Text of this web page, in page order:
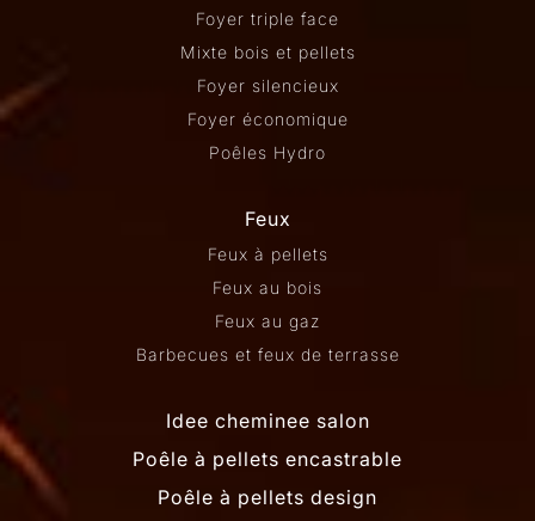
Foyer triple face
Mixte bois et pellets
Foyer silencieux
Foyer économique
Poêles Hydro
Feux
Feux à pellets
Feux au bois
Feux au gaz
Barbecues et feux de terrasse
Idee cheminee salon
Poêle à pellets encastrable
Poêle à pellets design